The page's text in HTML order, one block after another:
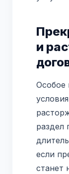
и
Особое
раздел
если
станет